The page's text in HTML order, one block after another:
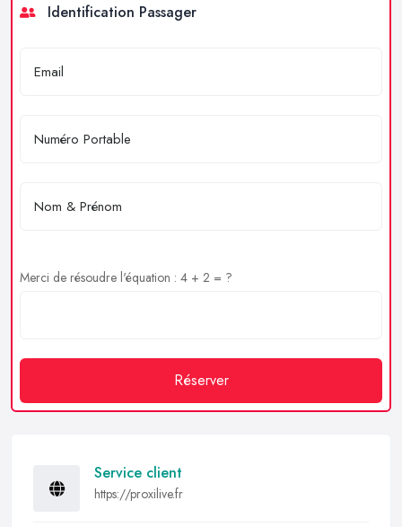
Identification Passager
Merci de résoudre l'équation : 4 + 2 = ?
Réserver
Service client
https://proxilive.fr